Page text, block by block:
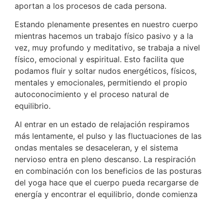
aportan a los procesos de cada persona.
Estando plenamente presentes en nuestro cuerpo
mientras hacemos un trabajo físico pasivo y a la
vez, muy profundo y meditativo, se trabaja a nivel
físico, emocional y espiritual. Esto facilita que
podamos fluir y soltar nudos energéticos, físicos,
mentales y emocionales, permitiendo el propio
autoconocimiento y el proceso natural de
equilibrio.
Al entrar en un estado de relajación respiramos
más lentamente, el pulso y las fluctuaciones de las
ondas mentales se desaceleran, y el sistema
nervioso entra en pleno descanso. La respiración
en combinación con los beneficios de las posturas
del yoga hace que el cuerpo pueda recargarse de
energía y encontrar el equilibrio, donde comienza